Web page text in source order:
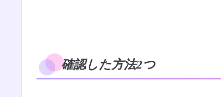
確認した方法2つ